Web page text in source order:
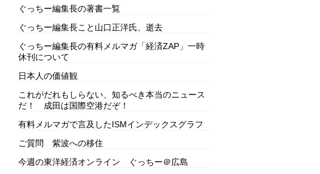
ぐっちー編集長の著書一覧
ぐっちー編集長こと山口正洋氏、逝去
ぐっちー編集長の有料メルマガ「経済ZAP」一時
休刊について
日本人の価値観
これがだれもしらない、知るべき本当のニュース
だ！ 成田は国際空港だぞ！
有料メルマガで言及したISMインデックスグラフ
ご質問 紫波への移住
今週の東洋経済オンライン ぐっちー＠広島